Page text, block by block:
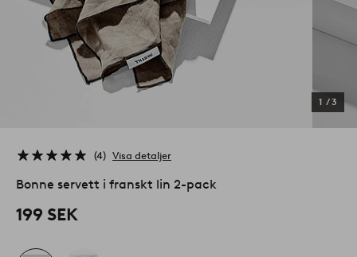
1 /3
4 Visa detaljer
Bonne servett i franskt lin 2-pack
199 SEK